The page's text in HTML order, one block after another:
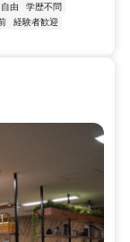
由
学歴不問
経験者歓迎